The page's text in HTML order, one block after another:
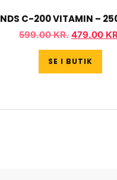
NDS C-200 VITAMIN –
599.00KR. 479.00
SE I BUTIK